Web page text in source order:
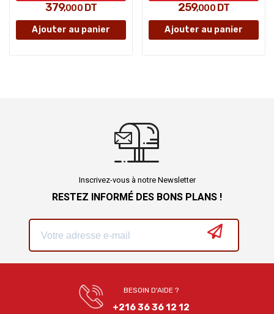
379,000DT
Ajouter au panier
259,000DT
Ajouter au panier
Inscrivez-vous à notre Newsletter
RESTEZ INFORMÉ DES BONS PLANS !
BESOIN D'AIDE ?
+216 36 36 12 12